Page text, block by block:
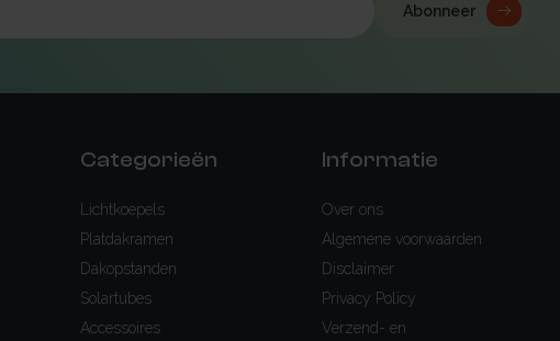
Abonneer
Categorieën
Lichtkoepels
Platdakramen
Dakopstanden
Solartubes
Accessoires
Informatie
Over ons
Algemene voorwaarden
Disclaimer
Privacy Policy
Verzend- en